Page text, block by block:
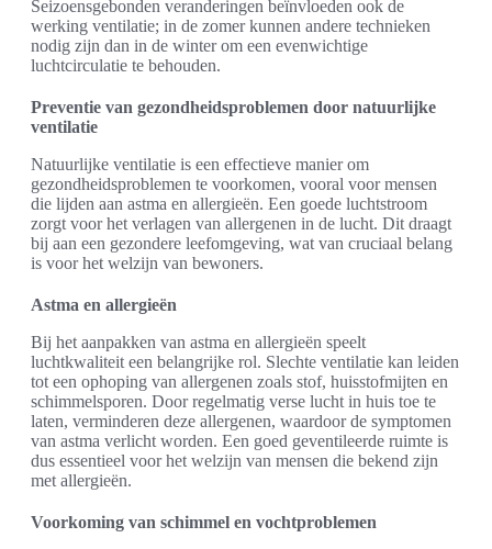
Seizoensgebonden veranderingen beïnvloeden ook de
werking ventilatie; in de zomer kunnen andere technieken
nodig zijn dan in de winter om een evenwichtige
luchtcirculatie te behouden.
Preventie van gezondheidsproblemen door natuurlijke
ventilatie
Natuurlijke ventilatie is een effectieve manier om
gezondheidsproblemen te voorkomen, vooral voor mensen
die lijden aan astma en allergieën. Een goede luchtstroom
zorgt voor het verlagen van allergenen in de lucht. Dit draagt
bij aan een gezondere leefomgeving, wat van cruciaal belang
is voor het welzijn van bewoners.
Astma en allergieën
Bij het aanpakken van astma en allergieën speelt
luchtkwaliteit een belangrijke rol. Slechte ventilatie kan leiden
tot een ophoping van allergenen zoals stof, huisstofmijten en
schimmelsporen. Door regelmatig verse lucht in huis toe te
laten, verminderen deze allergenen, waardoor de symptomen
van astma verlicht worden. Een goed geventileerde ruimte is
dus essentieel voor het welzijn van mensen die bekend zijn
met allergieën.
Voorkoming van schimmel en vochtproblemen